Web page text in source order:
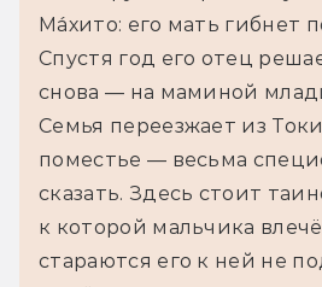
Ма́хито: его мать гибнет
Спустя год его отец
снова — на маминой
Семья переезжает из
поместье — весьма
сказать. Здесь стоит
к которой мальчика
стараются его к ней не